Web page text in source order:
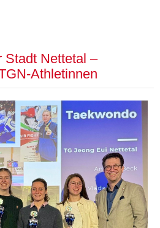
Stadt Nettetal –
Athletinnen